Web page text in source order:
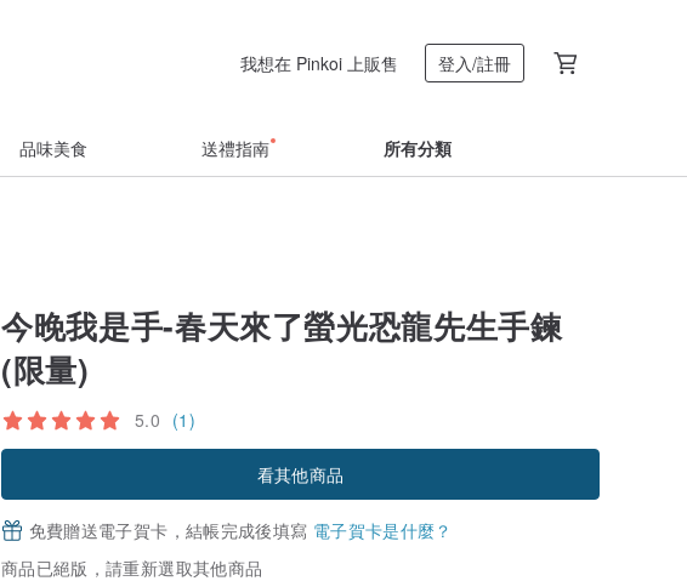
我想在 Pinkoi 上販售 登入/註冊
品味美食 送禮指南 所有分類
今晚我是手-春天來了螢光恐龍先生手鍊
(限量)
5.0 (1)
看其他商品
免費贈送電子賀卡，結帳完成後填寫 電子賀卡是什麼？
商品已絕版，請重新選取其他商品